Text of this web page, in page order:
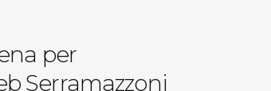
per
Serramazzoni